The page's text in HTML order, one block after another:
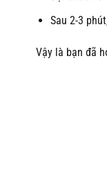
Sau 2-3
Vậy là bạn đã